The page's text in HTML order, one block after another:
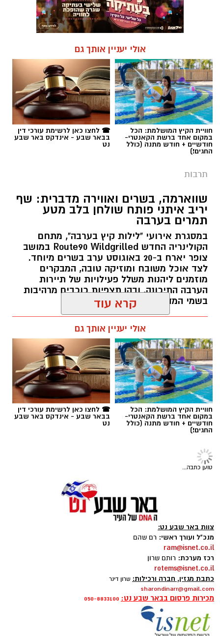
אולי יעניין אותך גם
חוויית הקיץ המושלמת: הכל
במקום אחד ברשת הקאנטרי-
חודשיים + חודש מתנה (כולל
החגים!)
☎ לחצו כאן לרשימת עורכי דין
בבאר שבע - אינדקס באר שבע
נט
תרבות
שווארמה, בשרים ואווירה מדברית: שף
יריב איתני פותח שולחן בלב מטע
תמרים בערבה
במסגרת אירועי "לילות קיץ בערבה", מתחם
הקולינריה החדש Route90 Wildgrilled במושב
צופר יארח ב-20 באוגוסט ערב בשרים מיוחד.
לצד אוכל משובח ומוזיקה טובה, המבקרים
מוזמנים ליהנות משלל פעילויות של תיירות
הערבה התיכונה, ובהן תצפיות כוכבים מרהיבות
בשמי המדבר.
תגים:יריב איתני
קרדיט: Route90 Wildgrilled
קרא עוד
אולי יעניין אותך גם
חוויית הקיץ המושלמת: הכל
במקום אחד ברשת הקאנטרי-
חודשיים + חודש מתנה (כולל
החגים!)
☎ לחצו כאן לרשימת עורכי דין
בבאר שבע - אינדקס באר שבע
נט
תרבות
שרים במוזיאון: ערב של זמר עברי,
אמנות וקולינריה במתחם המוזיאונים
מוזיקה ישראלית אהובה, אמנים מובילים ואווירה
ייחודית בין יצירות אמנות: ערב "שרים במוזיאון"
חוזר למתחם המוזיאונים בבאר שבע ומבטיח
חוויה תרבותית המשלבת שירה, אמנות וטעמים
טובים.
שרון דינר / 09:45 05.08.26
תגים: באר שבע נט
אולי יעניין אותך גם
☎ לחצו כאן לרשימת עורכי דין